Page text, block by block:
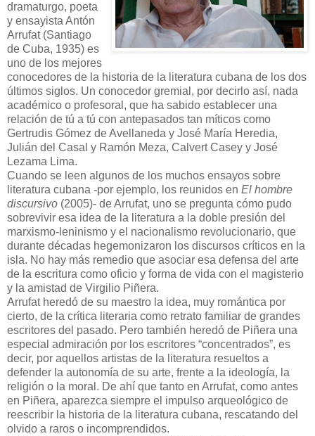
dramaturgo, poeta
y ensayista Antón
Arrufat (Santiago
de Cuba, 1935) es
uno de los mejores
conocedores de la historia de la literatura cubana de los dos
últimos siglos. Un conocedor gremial, por decirlo así, nada
académico o profesoral, que ha sabido establecer una
relación de tú a tú con antepasados tan míticos como
Gertrudis Gómez de Avellaneda y José María Heredia,
Julián del Casal y Ramón Meza, Calvert Casey y José
Lezama Lima.
Cuando se leen algunos de los muchos ensayos sobre
literatura cubana -por ejemplo, los reunidos en El hombre
discursivo (2005)- de Arrufat, uno se pregunta cómo pudo
sobrevivir esa idea de la literatura a la doble presión del
marxismo-leninismo y el nacionalismo revolucionario, que
durante décadas hegemonizaron los discursos críticos en la
isla. No hay más remedio que asociar esa defensa del arte
de la escritura como oficio y forma de vida con el magisterio
y la amistad de Virgilio Piñera.
Arrufat heredó de su maestro la idea, muy romántica por
cierto, de la crítica literaria como retrato familiar de grandes
escritores del pasado. Pero también heredó de Piñera una
especial admiración por los escritores “concentrados”, es
decir, por aquellos artistas de la literatura resueltos a
defender la autonomía de su arte, frente a la ideología, la
religión o la moral. De ahí que tanto en Arrufat, como antes
en Piñera, aparezca siempre el impulso arqueológico de
reescribir la historia de la literatura cubana, rescatando del
olvido a raros o incomprendidos.